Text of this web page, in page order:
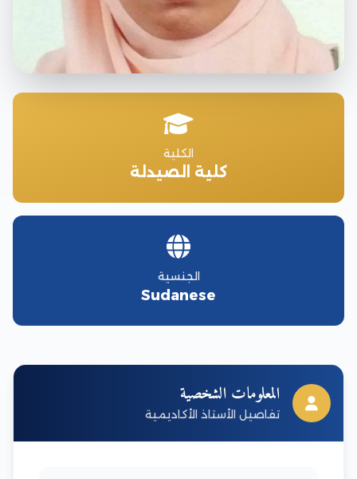
الكلية
كلية الصيدلة
الجنسية
Sudanese
المعلومات الشخصية
تفاصيل الأستاذ الأكاديمية